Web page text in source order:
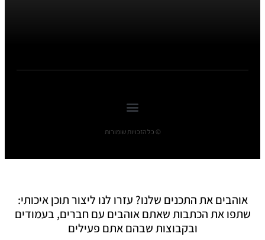
© כל הזכויות שומורות
אוהבים את התכנים שלנו? עזרו לנו ליצור תוכן איכותי:
שתפו את הכתבות שאתם אוהבים עם חברים, בעמודים
ובקבוצות שבהם אתם פעילים